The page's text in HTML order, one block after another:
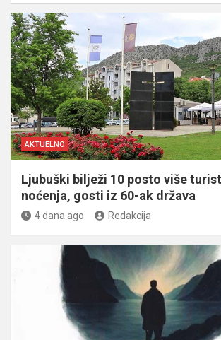
AKTUELNO
Ljubuški bilježi 10 posto više
noćenja, gosti iz 60-ak država
4 dana ago Redakcija